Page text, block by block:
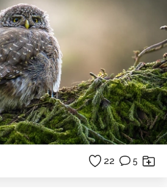
22 5